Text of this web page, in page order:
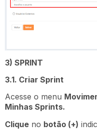
3) SPRINT
3.1. Criar Sprint
Acesse o menu
Minhas Sprints.
Clique no botão (+)